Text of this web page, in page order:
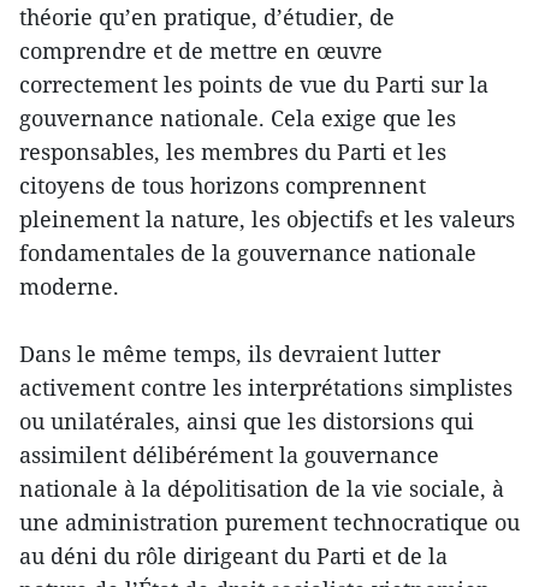
théorie qu’en pratique, d’étudier, de
comprendre et de mettre en œuvre
correctement les points de vue du Parti sur la
gouvernance nationale. Cela exige que les
responsables, les membres du Parti et les
citoyens de tous horizons comprennent
pleinement la nature, les objectifs et les valeurs
fondamentales de la gouvernance nationale
moderne.
Dans le même temps, ils devraient lutter
activement contre les interprétations simplistes
ou unilatérales, ainsi que les distorsions qui
assimilent délibérément la gouvernance
nationale à la dépolitisation de la vie sociale, à
une administration purement technocratique ou
au déni du rôle dirigeant du Parti et de la